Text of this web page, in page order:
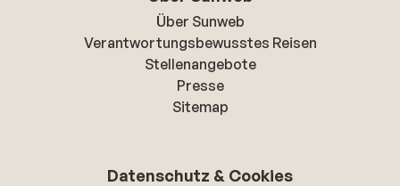
Über Sunweb
Verantwortungsbewusstes Reisen
Stellenangebote
Presse
Sitemap
Datenschutz & Cookies